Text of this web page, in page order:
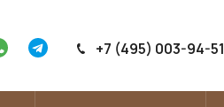
+7 (495) 003-94-51